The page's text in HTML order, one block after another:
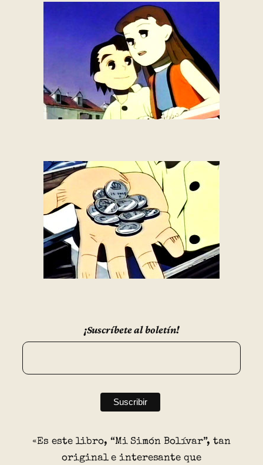
¡Suscríbete al boletín!
«Es este libro, “Mi Simón Bolívar”, tan
original e interesante que